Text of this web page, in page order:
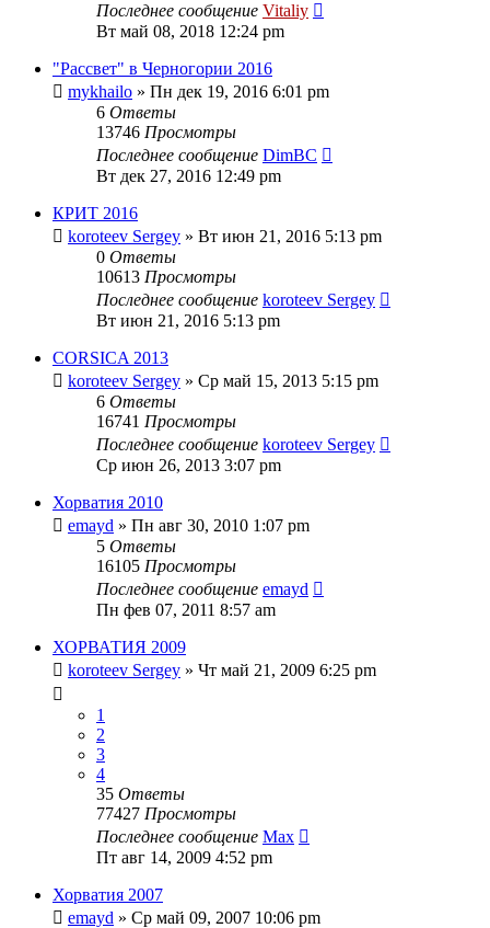
Последнее сообщение Vitaliy
Вт май 08, 2018 12:24 pm
"Рассвет" в Черногории 2016
mykhailo » Пн дек 19, 2016 6:01 pm
6 Ответы
13746 Просмотры
Последнее сообщение DimBC
Вт дек 27, 2016 12:49 pm
КРИТ 2016
koroteev Sergey » Вт июн 21, 2016 5:13 pm
0 Ответы
10613 Просмотры
Последнее сообщение koroteev Sergey
Вт июн 21, 2016 5:13 pm
CORSICA 2013
koroteev Sergey » Ср май 15, 2013 5:15 pm
6 Ответы
16741 Просмотры
Последнее сообщение koroteev Sergey
Ср июн 26, 2013 3:07 pm
Хорватия 2010
emayd » Пн авг 30, 2010 1:07 pm
5 Ответы
16105 Просмотры
Последнее сообщение emayd
Пн фев 07, 2011 8:57 am
ХОРВАТИЯ 2009
koroteev Sergey » Чт май 21, 2009 6:25 pm
1
2
3
4
35 Ответы
77427 Просмотры
Последнее сообщение Max
Пт авг 14, 2009 4:52 pm
Хорватия 2007
emayd » Ср май 09, 2007 10:06 pm